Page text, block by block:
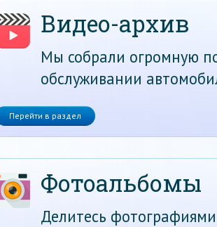
Видео-архив
Мы собрали огромную
обслуживании
Перейти в раздел
Фотоальбомы
Делитесь